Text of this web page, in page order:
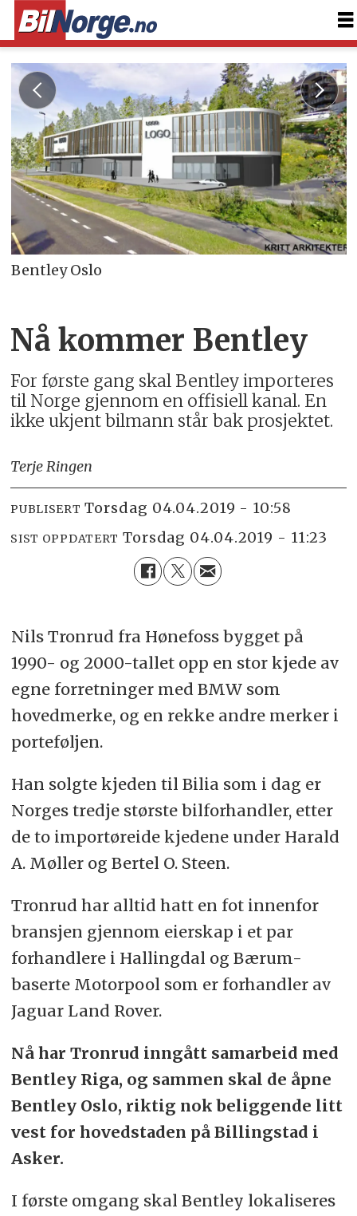
Bentley Oslo
Nå kommer Bentley
For første gang skal Bentley importeres
til Norge gjennom en offisiell kanal. En
ikke ukjent bilmann står bak prosjektet.
Terje Ringen
PUBLISERT torsdag 04.04.2019 - 10:58
SIST OPPDATERT torsdag 04.04.2019 - 11:23
Nils Tronrud fra Hønefoss bygget på
1990- og 2000-tallet opp en stor kjede av
egne forretninger med BMW som
hovedmerke, og en rekke andre merker i
porteføljen.
Han solgte kjeden til Bilia som i dag er
Norges tredje største bilforhandler, etter
de to importøreide kjedene under Harald
A. Møller og Bertel O. Steen.
Tronrud har alltid hatt en fot innenfor
bransjen gjennom eierskap i et par
forhandlere i Hallingdal og Bærum-
baserte Motorpool som er forhandler av
Jaguar Land Rover.
Nå har Tronrud inngått samarbeid med
Bentley Riga, og sammen skal de åpne
Bentley Oslo, riktig nok beliggende litt
vest for hovedstaden på Billingstad i
Asker.
I første omgang skal Bentley lokaliseres